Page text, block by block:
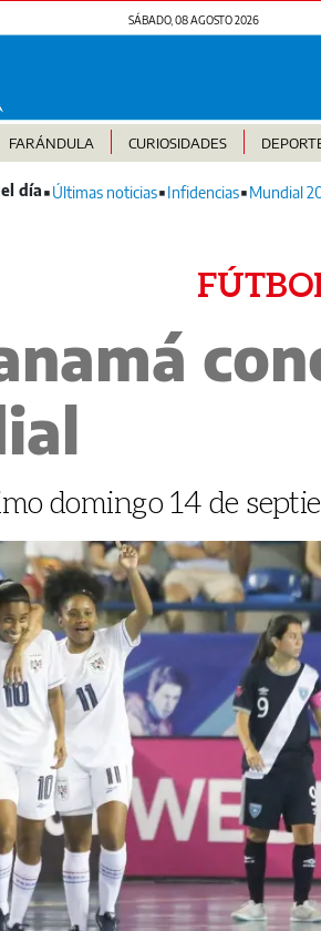
SÁBADO, 08 AGOSTO 2026
FARÁNDULA CURIOSIDADES
Últimas noticias Infidencias Mundial
domingo 14 de